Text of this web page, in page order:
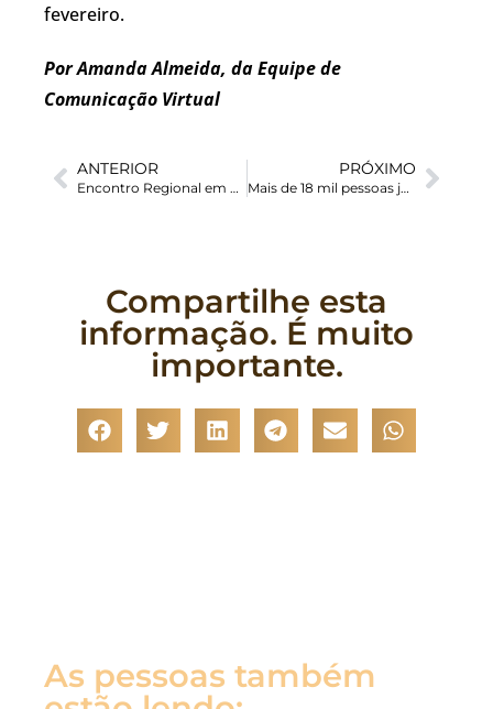
fevereiro.
Por Amanda Almeida, da Equipe de
Comunicação Virtual
ANTERIOR
Encontro Regional em Passo Fundo/RS
PRÓXIMO
Mais de 18 mil pessoas já atravessaram o Canal da Mancha em 2022
Compartilhe esta
informação. É muito
importante.
As pessoas também